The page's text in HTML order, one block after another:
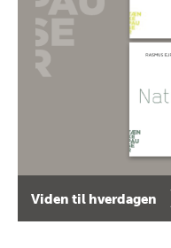
Viden til hverdagen